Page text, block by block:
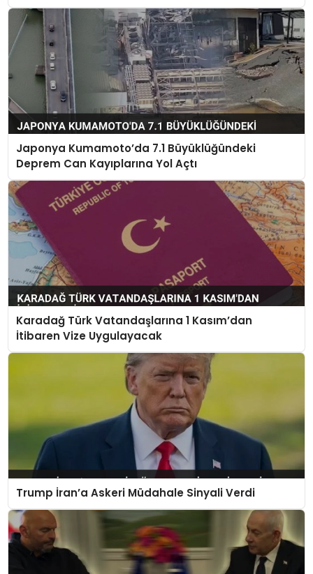
Japonya Kumamoto’da 7.1 Büyüklüğündeki
Deprem Can Kayıplarına Yol Açtı
Karadağ Türk Vatandaşlarına 1 Kasım’dan
İtibaren Vize Uygulayacak
Trump İran’a Askeri Müdahale Sinyali Verdi